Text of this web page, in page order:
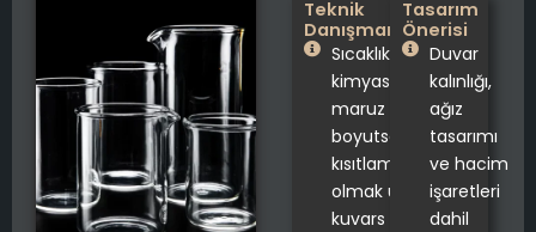
Teknik
Danışmanlık
Sıcaklık aralığı,
kimyasallara
maruz kalma ve
boyutsal
kısıtlamalar dahil
olmak üzere
kuvars cam beher
Tasarım
Önerisi
Duvar
kalınlığı,
ağız
tasarımı
ve hacim
işaretleri
dahil